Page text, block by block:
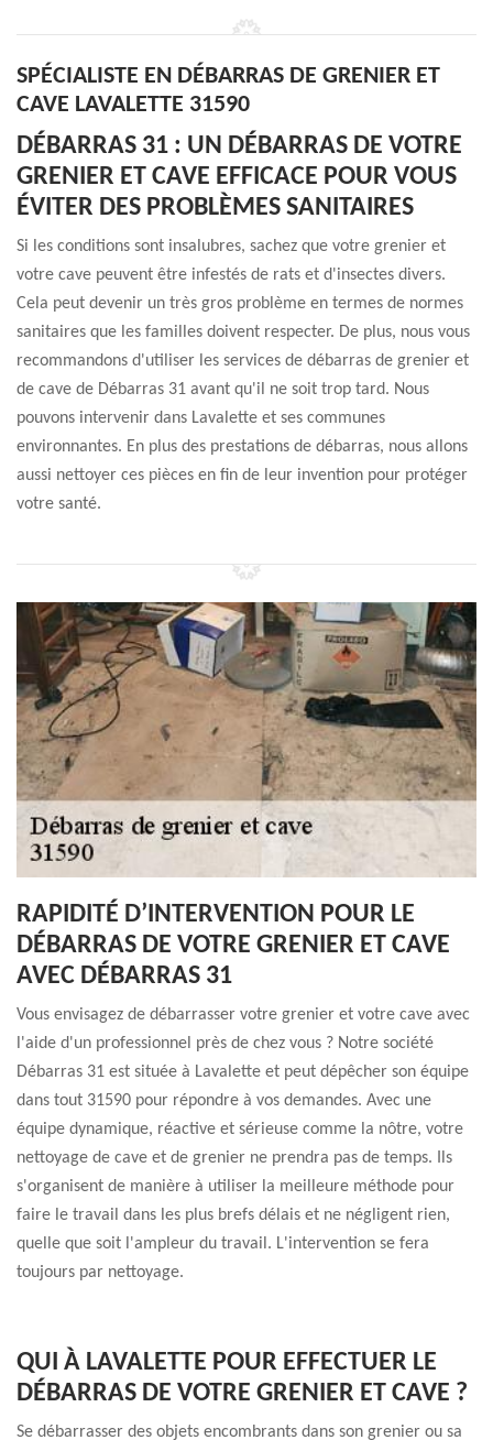
SPÉCIALISTE EN DÉBARRAS DE GRENIER ET
CAVE LAVALETTE 31590
DÉBARRAS 31 : UN DÉBARRAS DE VOTRE
GRENIER ET CAVE EFFICACE POUR VOUS
ÉVITER DES PROBLÈMES SANITAIRES
Si les conditions sont insalubres, sachez que votre grenier et
votre cave peuvent être infestés de rats et d'insectes divers.
Cela peut devenir un très gros problème en termes de normes
sanitaires que les familles doivent respecter. De plus, nous vous
recommandons d'utiliser les services de débarras de grenier et
de cave de Débarras 31 avant qu'il ne soit trop tard. Nous
pouvons intervenir dans Lavalette et ses communes
environnantes. En plus des prestations de débarras, nous allons
aussi nettoyer ces pièces en fin de leur invention pour protéger
votre santé.
RAPIDITÉ D’INTERVENTION POUR LE
DÉBARRAS DE VOTRE GRENIER ET CAVE
AVEC DÉBARRAS 31
Vous envisagez de débarrasser votre grenier et votre cave avec
l'aide d'un professionnel près de chez vous ? Notre société
Débarras 31 est située à Lavalette et peut dépêcher son équipe
dans tout 31590 pour répondre à vos demandes. Avec une
équipe dynamique, réactive et sérieuse comme la nôtre, votre
nettoyage de cave et de grenier ne prendra pas de temps. Ils
s'organisent de manière à utiliser la meilleure méthode pour
faire le travail dans les plus brefs délais et ne négligent rien,
quelle que soit l'ampleur du travail. L'intervention se fera
toujours par nettoyage.
QUI À LAVALETTE POUR EFFECTUER LE
DÉBARRAS DE VOTRE GRENIER ET CAVE ?
Se débarrasser des objets encombrants dans son grenier ou sa